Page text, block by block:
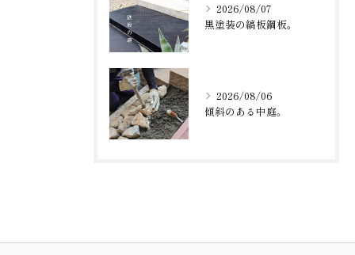
2026/08/07
黒塗装の縞板鋼板。
2026/08/06
傾斜のある中庭。